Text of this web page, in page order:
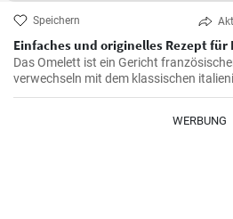
Speichern
Einfaches und originelles Rezept für
Das Omelett ist ein Gericht
verwechseln mit dem klassischen
WERBUNG